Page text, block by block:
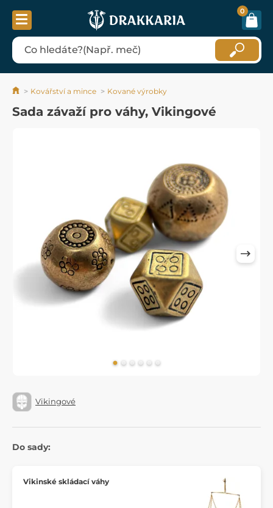
0
Kovářství a mince Kované výrobky
Sada závaží pro váhy, Vikingové
Vikingové
Do sady:
Vikinské skládací váhy